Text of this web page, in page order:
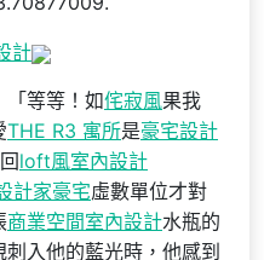
計
「等等！如侘寂風果我
THE R3 寓所是豪宅設計
loft風室內設計
計家豪宅虛數單位才對
商業空間室內設計水瓶的
入他的藍光時，他感到